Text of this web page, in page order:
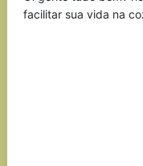
facilitar sua vida na